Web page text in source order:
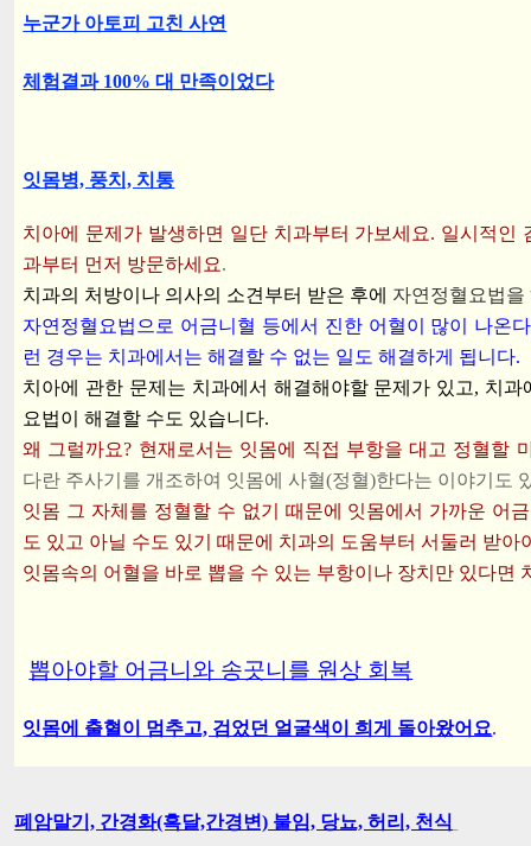
누군가 아토피 고친 사연
체험결과 100% 대 만족이었다
잇몸병, 풍치, 치통
치아에 문제가 발생하면 일단 치과부터 가보세요. 일시적인
과부터 먼저 방문하세요.
치과의 처방이나 의사의 소견부터 받은 후에 자연정혈요법
자연정혈요법으로 어금니혈 등에서 진한 어혈이 많이 나온
런 경우는 치과에서는 해결할 수 없는 일도 해결하게 됩니다.
치아에 관한 문제는 치과에서 해결해야할 문제가 있고, 치
요법이 해결할 수도 있습니다.
왜 그럴까요? 현재로서는 잇몸에 직접 부항을 대고 정혈할
다란 주사기를 개조하여 잇몸에 사혈(정혈)한다는 이야기도
잇몸 그 자체를 정혈할 수 없기 때문에 잇몸에서 가까운 어
도 있고 아닐 수도 있기 때문에 치과의 도움부터 서둘러 받아
잇몸속의 어혈을 바로 뽑을 수 있는 부항이나 장치만 있다면
뽑아야할 어금니와 송곳니를 원상 회복
잇몸에 출혈이 멈추고, 검었던 얼굴색이 희게 돌아왔어요.
폐암말기, 간경화(흑달,간경변) 불임, 당뇨, 허리, 천식